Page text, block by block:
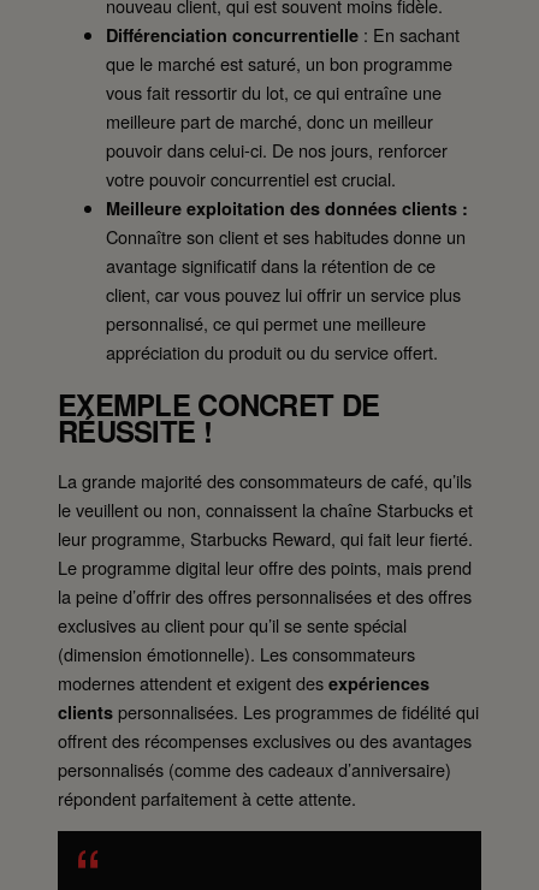
Différenciation concurrentielle : En sachant
que le marché est saturé, un bon programme
vous fait ressortir du lot, ce qui entraîne une
meilleure part de marché, donc un meilleur
pouvoir dans celui-ci. De nos jours, renforcer
votre pouvoir concurrentiel est crucial.
Meilleure exploitation des données clients :
Connaître son client et ses habitudes donne un
avantage significatif dans la rétention de ce
client, car vous pouvez lui offrir un service plus
personnalisé, ce qui permet une meilleure
appréciation du produit ou du service offert.
EXEMPLE CONCRET DE
RÉUSSITE !
La grande majorité des consommateurs de café, qu’ils
le veuillent ou non, connaissent la chaîne Starbucks et
leur programme, Starbucks Reward, qui fait leur fierté.
Le programme digital leur offre des points, mais prend
la peine d’offrir des offres personnalisées et des offres
exclusives au client pour qu’il se sente spécial
(dimension émotionnelle). Les consommateurs
modernes attendent et exigent des expériences
clients personnalisées. Les programmes de fidélité qui
offrent des récompenses exclusives ou des avantages
personnalisés (comme des cadeaux d’anniversaire)
répondent parfaitement à cette attente.